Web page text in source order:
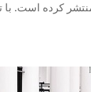
کرده است. با